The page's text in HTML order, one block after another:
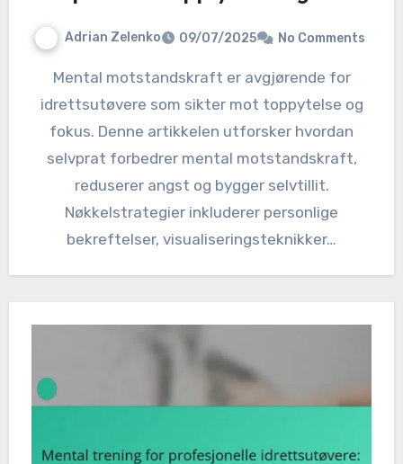
Adrian Zelenko 09/07/2025 No Comments
Mental motstandskraft er avgjørende for
idrettsutøvere som sikter mot toppytelse og
fokus. Denne artikkelen utforsker hvordan
selvprat forbedrer mental motstandskraft,
reduserer angst og bygger selvtillit.
Nøkkelstrategier inkluderer personlige
bekreftelser, visualiseringsteknikker…